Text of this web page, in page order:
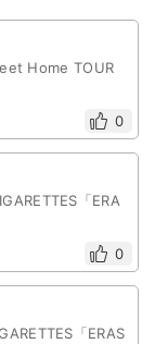
Home TOUR
0
「ERA
0
「ERAS